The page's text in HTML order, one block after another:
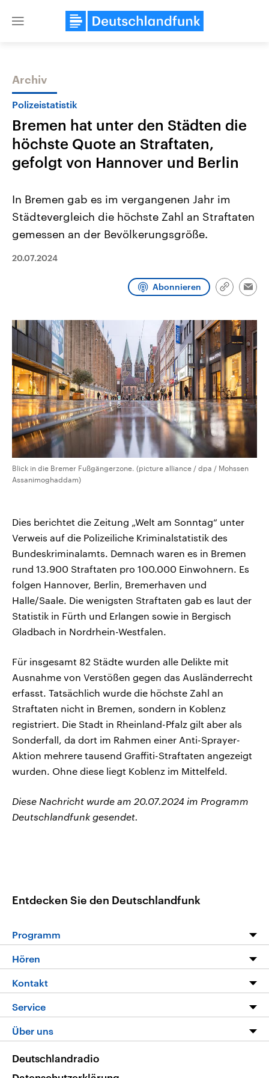
Close
Themen
2026
Alle Informationen
Sachsen-Anhalt wählt am 6.
Landtag. Seit 2021 wird das
Wahlprogramme, aktuelle Berichte
Wahl.
Aktuelle Beiträge,
Hintergründe
Wirtschaftlich und
aktuelle Weltgeschehen.
Audio-Archiv
Archiv
Polizeistatistik
Bremen hat unter den Städten die
höchste Quote an Straftaten,
gefolgt von Hannover und Berlin
In Bremen gab es im vergangenen Jahr im
Städtevergleich die höchste Zahl an Straftaten
gemessen an der Bevölkerungsgröße.
20.07.2024
Abonnieren
Link
Blick in die Bremer Fußgängerzone. (picture alliance / dpa / Mohssen
Assanimoghaddam)
Dies berichtet die Zeitung „Welt am Sonntag“ unter
Verweis auf die Polizeiliche Kriminalstatistik des
Bundeskriminalamts. Demnach waren es in Bremen
rund 13.900 Straftaten pro 100.000 Einwohnern. Es
folgen Hannover, Berlin, Bremerhaven und
Halle/Saale. Die wenigsten Straftaten gab es laut der
Statistik in Fürth und Erlangen sowie in Bergisch
Gladbach in Nordrhein-Westfalen.
Für insgesamt 82 Städte wurden alle Delikte mit
Ausnahme von Verstößen gegen das Ausländerrecht
erfasst. Tatsächlich wurde die höchste Zahl an
Straftaten nicht in Bremen, sondern in Koblenz
registriert. Die Stadt in Rheinland-Pfalz gilt aber als
Sonderfall, da dort im Rahmen einer Anti-Sprayer-
Aktion mehrere tausend Graffiti-Straftaten angezeigt
wurden. Ohne diese liegt Koblenz im Mittelfeld.
Diese Nachricht wurde am 20.07.2024 im Programm
Deutschlandfunk gesendet.
Entdecken Sie den Deutschlandfunk
Programm
Programm
Die Nachrichten
Nachrichtenleicht
Neue Beiträge auf dlf.de
Hören
Livestream
Podcasts
Deutschlandfunk App
Nachrichten App
Frequenzen
Kontakt
Hörerservice
Service
FAQ
Veranstaltungen
Über uns
Deutschlandradio